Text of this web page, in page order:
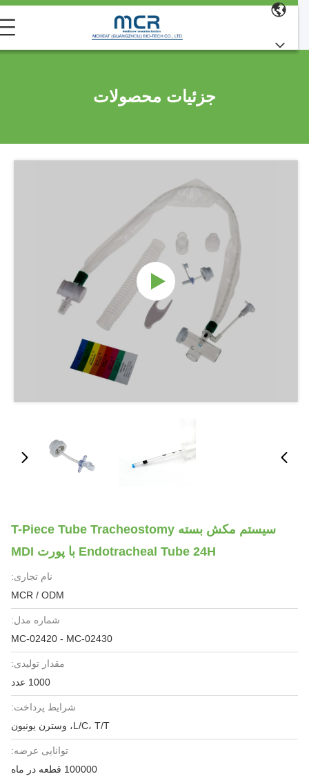
جزئیات محصولات
سیستم مکش بسته T-Piece Tube Tracheostomy
Endotracheal Tube 24H با پورت MDI
نام تجاری:
MCR / ODM
شماره مدل:
MC-02420 - MC-02430
مقدار تولیدی:
1000 عدد
شرایط پرداخت:
L/C، T/T، وسترن یونیون
توانایی عرضه:
100000 قطعه در ماه